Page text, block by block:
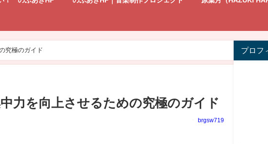
究極のガイド
力を向上させるための究極のガイド
brgsw719
プロフ